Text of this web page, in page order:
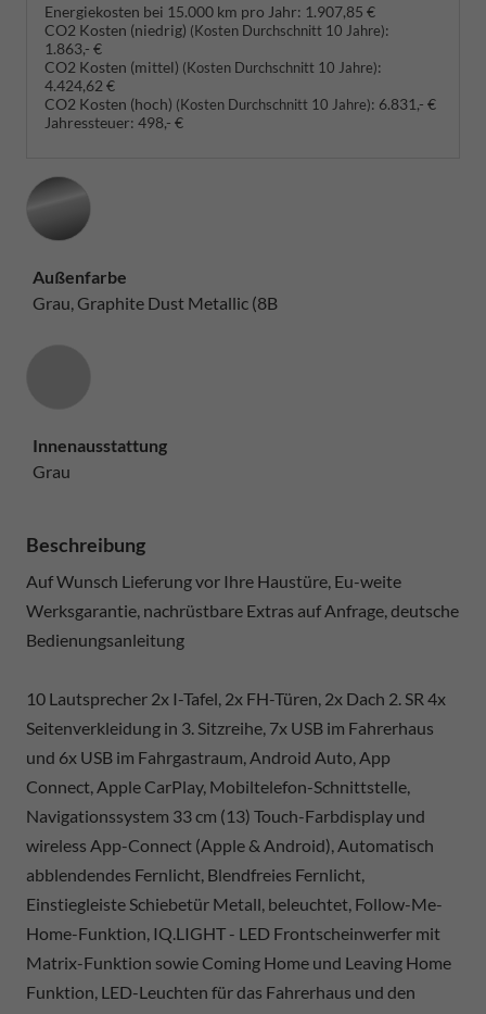
Energiekosten bei 15.000 km pro Jahr: 1.907,85 €
CO2 Kosten (niedrig) (Kosten Durchschnitt 10 Jahre):
1.863,- €
CO2 Kosten (mittel) (Kosten Durchschnitt 10 Jahre):
4.424,62 €
CO2 Kosten (hoch) (Kosten Durchschnitt 10 Jahre): 6.831,- €
Jahressteuer: 498,- €
Außenfarbe
Grau, Graphite Dust Metallic (8B
Innenausstattung
Innenausstattung
Grau
Beschreibung
Auf Wunsch Lieferung vor Ihre Haustüre, Eu-weite
Werksgarantie, nachrüstbare Extras auf Anfrage, deutsche
Bedienungsanleitung
10 Lautsprecher 2x I-Tafel, 2x FH-Türen, 2x Dach 2. SR 4x
Seitenverkleidung in 3. Sitzreihe, 7x USB im Fahrerhaus
und 6x USB im Fahrgastraum, Android Auto, App
Connect, Apple CarPlay, Mobiltelefon-Schnittstelle,
Navigationssystem 33 cm (13) Touch-Farbdisplay und
wireless App-Connect (Apple & Android), Automatisch
abblendendes Fernlicht, Blendfreies Fernlicht,
Einstiegleiste Schiebetür Metall, beleuchtet, Follow-Me-
Home-Funktion, IQ.LIGHT - LED Frontscheinwerfer mit
Matrix-Funktion sowie Coming Home und Leaving Home
Funktion, LED-Leuchten für das Fahrerhaus und den